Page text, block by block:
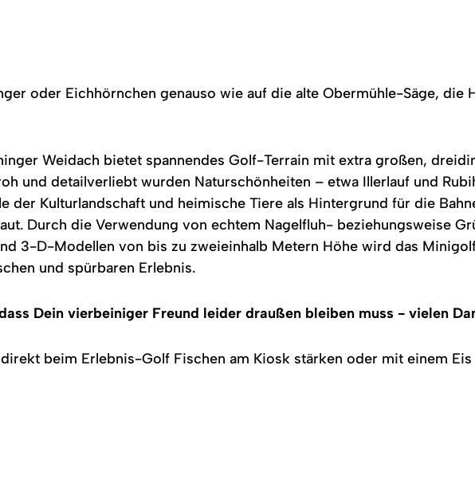
oder Eichhörnchen genauso wie auf die alte Obermühle-Säge, die
Weidach bietet spannendes Golf-Terrain mit extra großen,
und detailverliebt wurden Naturschönheiten – etwa Illerlauf und
der Kulturlandschaft und heimische Tiere als Hintergrund für die
Durch die Verwendung von echtem Nagelfluh- beziehungsweise
3-D-Modellen von bis zu zweieinhalb Metern Höhe wird das
und spürbaren Erlebnis.
Dein vierbeiniger Freund leider draußen bleiben muss - vielen
beim Erlebnis-Golf Fischen am Kiosk stärken oder mit einem Eis